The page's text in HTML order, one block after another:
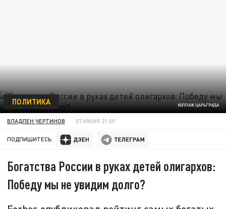
КОЛЛАЖ ЦАРЬГРАДА
ПОЛИТИКА
ВЛАДЛЕН ЧЕРТИНОВ 07 ИЮНЯ 21:00
ПОДПИШИТЕСЬ:
Богатства России в руках детей олигархов:
Победу мы не увидим долго?